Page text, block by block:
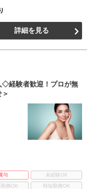
詳細を見る
◇経験者歓迎！プロが無
与
未経験OK
勤務OK
時短勤務OK